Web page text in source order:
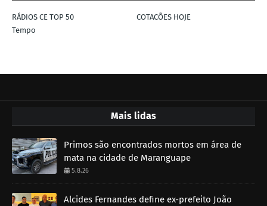
RÁDIOS CE TOP 50
COTACÕES HOJE
Tempo
Mais lidas
Primos são encontrados mortos em área de
mata na cidade de Maranguape
5.8.26
Alcides Fernandes define ex-prefeito João